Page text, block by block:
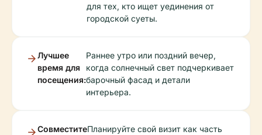
для тех, кто ищет уединения от
городской суеты.
Лучшее
время для
посещения:
Раннее утро или поздний вечер,
когда солнечный свет подчеркивает
барочный фасад и детали
интерьера.
СовместитеПланируйте свой визит как часть